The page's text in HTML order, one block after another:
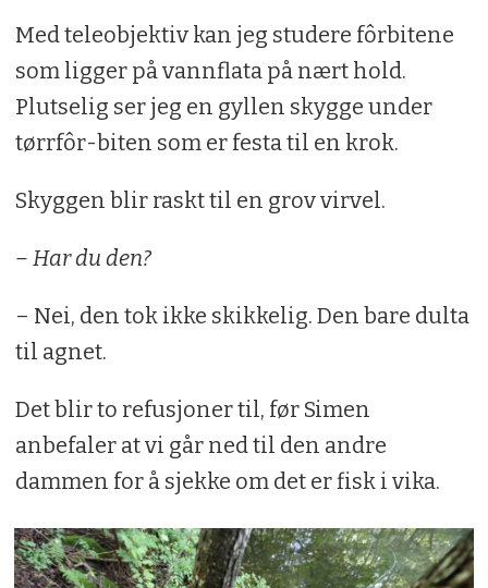
Med teleobjektiv kan jeg studere fôrbitene
som ligger på vannflata på nært hold.
Plutselig ser jeg en gyllen skygge under
tørrfôr-biten som er festa til en krok.
Skyggen blir raskt til en grov virvel.
– Har du den?
– Nei, den tok ikke skikkelig. Den bare dulta
til agnet.
Det blir to refusjoner til, før Simen
anbefaler at vi går ned til den andre
dammen for å sjekke om det er fisk i vika.